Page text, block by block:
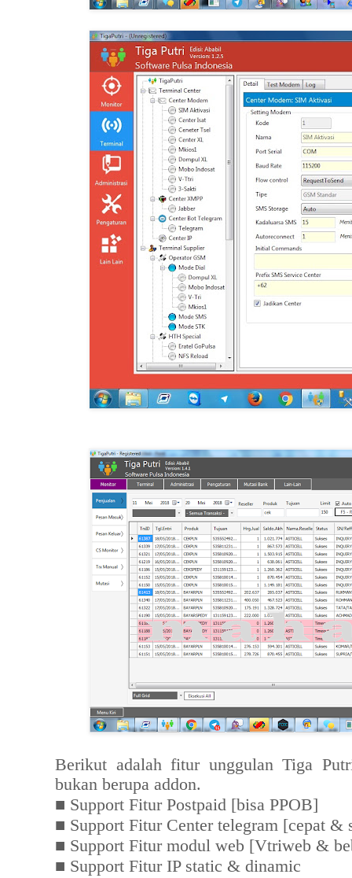
Berikut adalah fitur unggulan Tiga
bukan berupa addon.
■ Support Fitur Postpaid [bisa PPOB]
■ Support Fitur Center telegram [cepat &
■ Support Fitur modul web [Vtriweb &
■ Support Fitur IP static & dinamic